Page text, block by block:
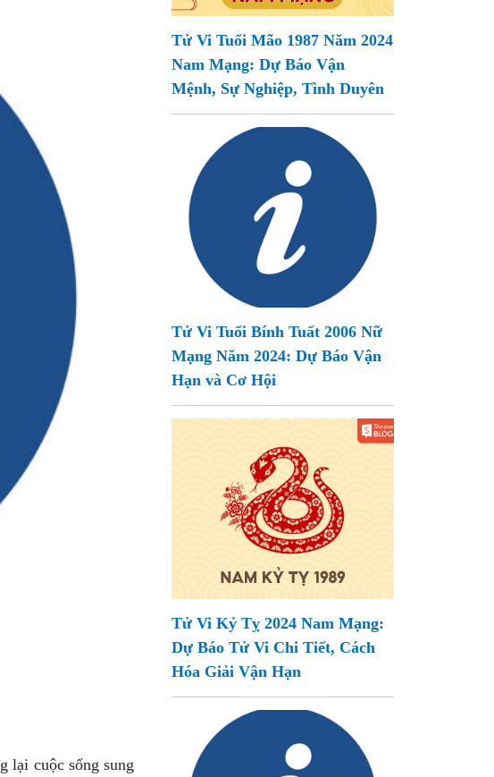
lại cuộc sống sung
Tử Vi Tuổi Mão 1987 Năm 2024
Nam Mạng: Dự Báo Vận
Mệnh, Sự Nghiệp, Tình Duyên
Tử Vi Tuổi Bính Tuất 2006 Nữ
Mạng Năm 2024: Dự Báo Vận
Hạn và Cơ Hội
Tử Vi Kỷ Tỵ 2024 Nam Mạng:
Dự Báo Tử Vi Chi Tiết, Cách
Hóa Giải Vận Hạn